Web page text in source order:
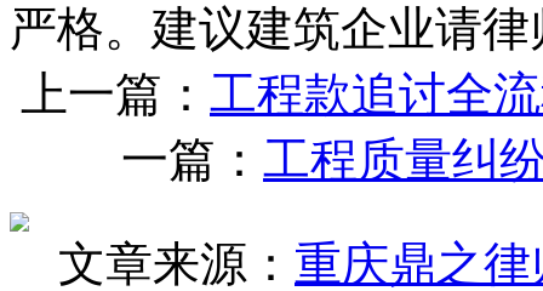
严格。建议建筑企业请
上一篇： 工程款追讨全
一篇： 工程质量纠
文章来源： 重庆鼎之